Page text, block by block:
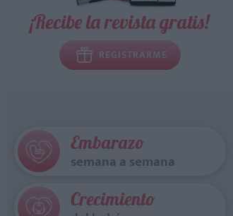
¡Recibe la revista gratis!
REGISTRARME
Embarazo
semana a semana
Crecimiento